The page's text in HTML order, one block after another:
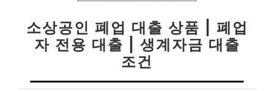
소상공인 폐업 대출 상품 | 폐업
자 전용 대출 | 생계자금 대출
조건